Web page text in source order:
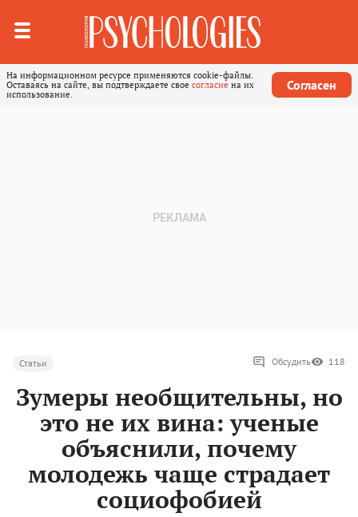
На информационном ресурсе применяются cookie-файлы.
Оставаясь на сайте, вы подтверждаете свое согласие на их
использование.
Согласен
Статьи Обсудить 118
Зумеры необщительны, но
это не их вина: ученые
объяснили, почему
молодежь чаще страдает
социофобией